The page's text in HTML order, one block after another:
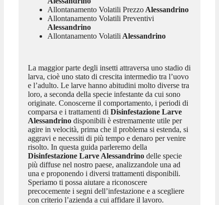
Allontanamento Volatili PrezzoAlessandrino
Allontanamento Volatili Preventivi
Alessandrino
Allontanamento Volatili Alessandrino
La maggior parte degli insetti attraversa uno stadio di
larva, cioè uno stato di crescita intermedio tra l’uovo
e l’adulto. Le larve hanno abitudini molto diverse tra
loro, a seconda della specie infestante da cui sono
originate. Conoscerne il comportamento, i periodi di
comparsa e i trattamenti di Disinfestazione Larve
Alessandrinodisponibili è estremamente utile per
agire in velocità, prima che il problema si estenda, si
aggravi e necessiti di più tempo e denaro per venire
risolto. In questa guida parleremo della
Disinfestazione Larve Alessandrinodelle specie
più diffuse nel nostro paese, analizzandole una ad
una e proponendo i diversi trattamenti disponibili.
Speriamo ti possa aiutare a riconoscere
precocemente i segni dell’infestazione e a scegliere
con criterio l’azienda a cui affidare il lavoro.